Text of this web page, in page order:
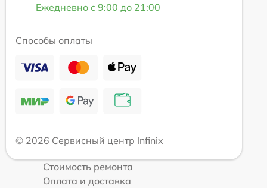
Ежедневно с 9:00 до 21:00
Способы оплаты
© 2026 Сервисный центр Infinix
Стоимость ремонта
Оплата и доставка